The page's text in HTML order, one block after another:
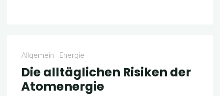
Allgemein Energie
Die alltäglichen Risiken der
Atomenergie